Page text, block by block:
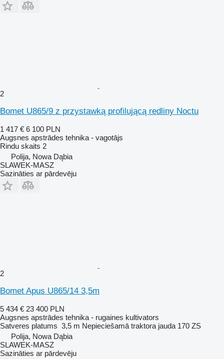
2
Bomet U865/9 z przystawką profilującą redliny Noctu
1 417 € 6 100 PLN
Augsnes apstrādes tehnika - vagotājs
Rindu skaits 2
Polija, Nowa Dąbia
SLAWEK-MASZ
Sazināties ar pārdevēju
2
Bomet Apus U865/14 3,5m
5 434 € 23 400 PLN
Augsnes apstrādes tehnika - rugaines kultivators
Satveres platums 3,5 m Nepieciešamā traktora jauda 170 ZS
Polija, Nowa Dąbia
SLAWEK-MASZ
Sazināties ar pārdevēju